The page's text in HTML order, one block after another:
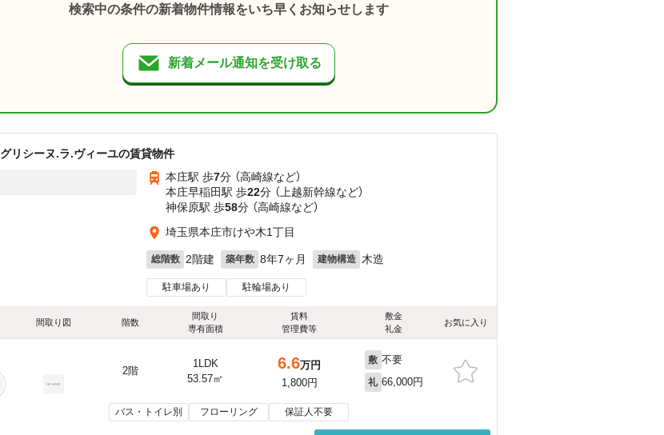
検索中の条件の新着物件情報をいち早くお知らせします
新着メール通知を受け取る
グリシーヌ.ラ.ヴィーユの賃貸物件
本庄駅 歩7分 （高崎線など）
本庄早稲田駅 歩22分 （上越新幹線など）
神保原駅 歩58分 （高崎線など）
埼玉県本庄市けや木1丁目
総階数 2階建 築年数 8年7ヶ月 建物構造 木造
駐車場あり 駐輪場あり
間取り図 階数
間取り
専有面積
賃料
管理費等
敷金
礼金
お気に入り
2階
1LDK
53.57㎡
6.6万円
1,800円
敷 不要
礼 66,000円
バス・トイレ別 フローリング 保証人不要